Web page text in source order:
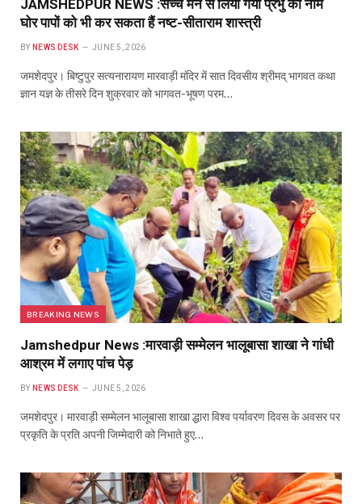
JAMSHEDPUR NEWS :सच्चे मन से लिया गया प्रभु का नाम
घोर पापों को भी कर सकता हैं नष्ट-सीताराम शास्त्री
BY NEWS DESK JUNE 5, 2026
जमशेदपुर। बिष्टुपुर सत्यनारायण मारवाड़ी मंदिर में सात दिवसीय श्रीमद् भागवत कथा
ज्ञान यज्ञ के तीसरे दिन शुक्रवार को भागवत-भूषण परम…
BREAKING NEWS
Jamshedpur News :मारवाड़ी सम्मेलन भालूबासा शाखा ने गांधी
आश्रम में लगाए पांच पेड़
BY NEWS DESK JUNE 5, 2026
जमशेदपुर। मारवाड़ी सम्मेलन भालूबासा शाखा द्धारा विश्व पर्यावरण दिवस के अवसर पर
प्रकृति के प्रति अपनी जिम्मेदारी को निभाते हुए…